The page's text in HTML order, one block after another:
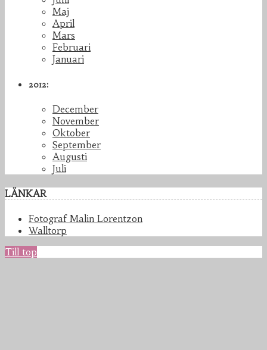
Maj
April
Mars
Februari
Januari
2012:
December
November
Oktober
September
Augusti
Juli
LÄNKAR
Fotograf Malin Lorentzon
Walltorp
Till top